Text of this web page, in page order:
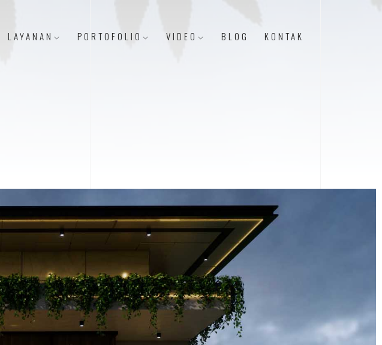
LAYANAN PORTOFOLIO VIDEO BLOG KONTAK